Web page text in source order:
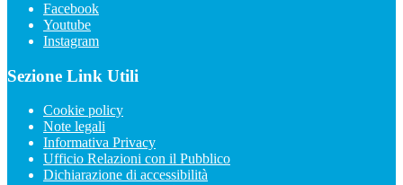
Facebook
Youtube
Instagram
Sezione Link Utili
Cookie policy
Note legali
Informativa Privacy
Ufficio Relazioni con il Pubblico
Dichiarazione di accessibilità